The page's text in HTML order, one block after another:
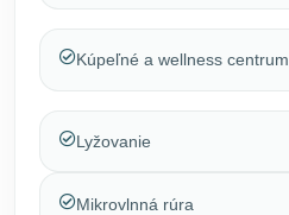
Kúpeľné a wellness centrum
Lyžovanie
Mikrovlnná rúra